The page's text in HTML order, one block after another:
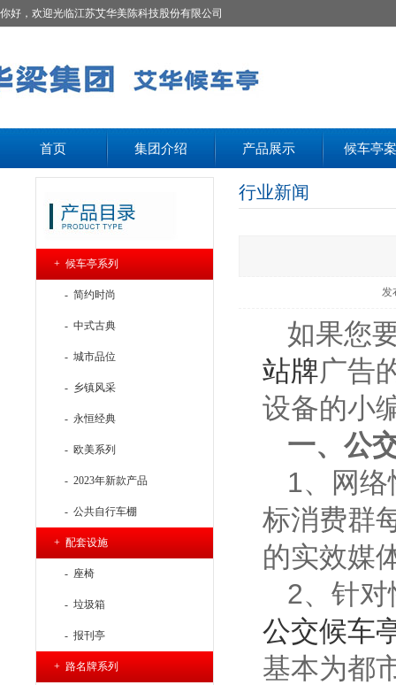
你好，欢迎光临江苏艾华美陈科技股份有限公司
首页 集团介绍 产品展示 候车亭
+ 候车亭系列
- 简约时尚
- 中式古典
- 城市品位
- 乡镇风采
- 永恒经典
- 欧美系列
- 2023年新款产品
- 公共自行车棚
+ 配套设施
- 座椅
- 垃圾箱
- 报刊亭
+ 路名牌系列
行业新闻
发
如果您
站牌广告
设备的小
一、公
1、网
标消费群
的实效媒
2、针
公交候车
基本为都